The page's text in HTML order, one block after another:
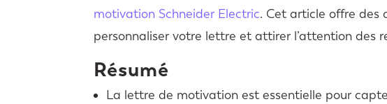
motivation Schneider Electric. Cet article offre des
personnaliser votre lettre et attirer l’attention des
Résumé
La lettre de motivation est essentielle pour